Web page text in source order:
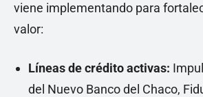
viene implementando para
valor:
Líneas de crédito activas:
del Nuevo Banco del Chaco,